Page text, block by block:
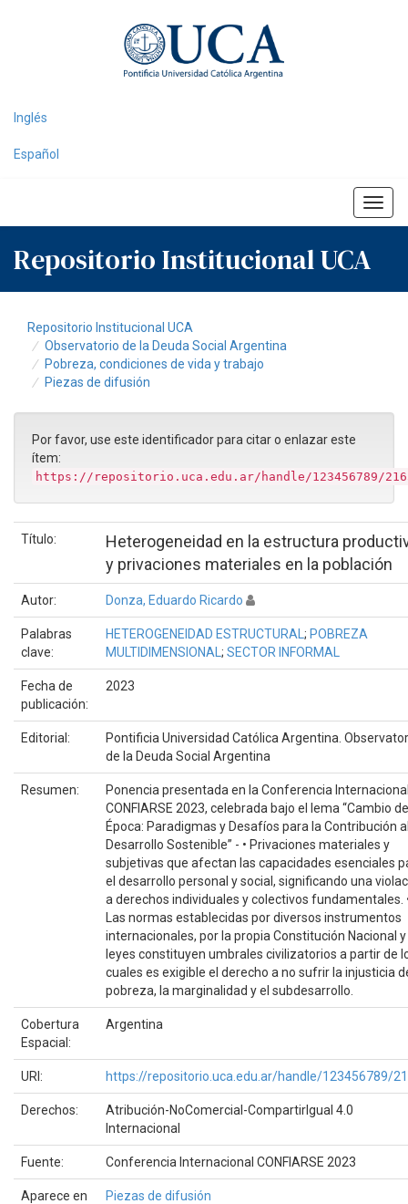
Inglés
Español
Repositorio Institucional UCA
Repositorio Institucional UCA
Observatorio de la Deuda Social Argentina
Pobreza, condiciones de vida y trabajo
Piezas de difusión
Por favor, use este identificador para citar o enlazar este
ítem:
https://repositorio.uca.edu.ar/handle/123456789/
Título:
Heterogeneidad en la estructura
y privaciones materiales en la población
Autor: Donza, Eduardo Ricardo
Palabras
clave:
HETEROGENEIDAD ESTRUCTURAL ; POBREZA
MULTIDIMENSIONAL ; SECTOR INFORMAL
Fecha de
publicación:
2023
Editorial:
Pontificia Universidad Católica Argentina.
de la Deuda Social Argentina
Resumen:
Ponencia presentada en la Conferencia
CONFIARSE 2023, celebrada bajo el lema “Cambio de
Época: Paradigmas y Desafíos para la Contribución
Desarrollo Sostenible” - • Privaciones materiales y
subjetivas que afectan las capacidades esenciales
el desarrollo personal y social, significando una
a derechos individuales y colectivos fundamentales.
Las normas establecidas por diversos instrumentos
internacionales, por la propia Constitución Nacional
leyes constituyen umbrales civilizatorios a partir de
cuales es exigible el derecho a no sufrir la injusticia
pobreza, la marginalidad y el subdesarrollo.
Cobertura
Espacial:
Argentina
URI: https://repositorio.uca.edu.ar/handle/123456789/
Derechos:
Atribución-NoComercial-CompartirIgual 4.0
Internacional
Fuente: Conferencia Internacional CONFIARSE 2023
Aparece en
Piezas de difusión